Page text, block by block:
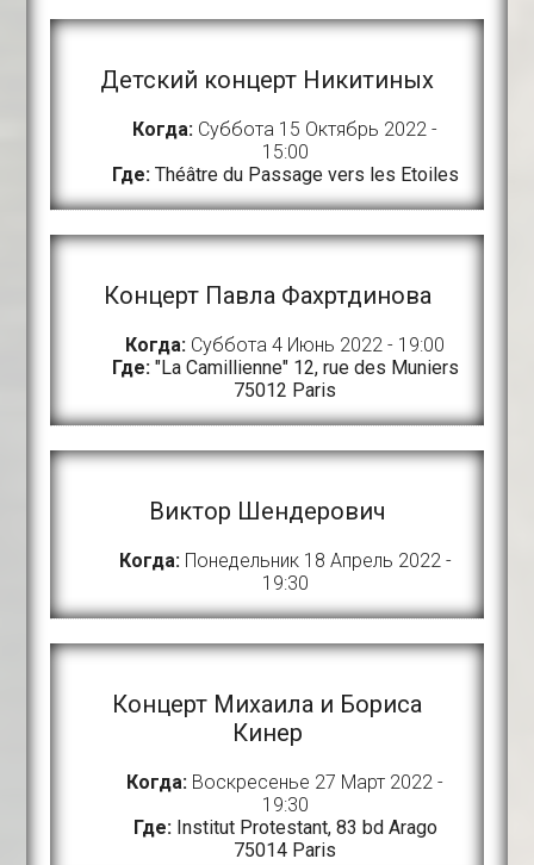
Детский концерт Никитиных
Когда: Суббота 15 Октябрь 2022 -
15:00
Где: Théâtre du Passage vers les Etoiles
Концерт Павла Фахртдинова
Когда: Суббота 4 Июнь 2022 - 19:00
Где: "La Camillienne" 12, rue des Muniers
75012 Paris
Виктор Шендерович
Когда:Понедельник 18 Апрель 2022 -
19:30
Концерт Михаила и Бориса
Кинер
Когда: Воскресенье 27 Март 2022 -
19:30
Где: Institut Protestant, 83 bd Arago
75014 Paris